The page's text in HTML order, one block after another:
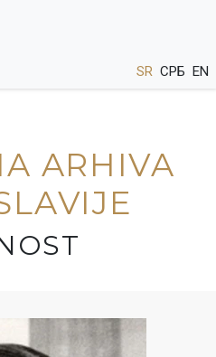
SR СРБ EN
ARHIVA